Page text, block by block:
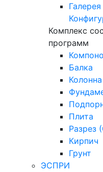
Комплекс
программ
Балка
Колонна
Плита
Разрез
Кирпич
Грунт
ЭСПРИ